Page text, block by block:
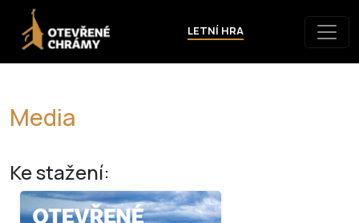
LETNÍ HRA
Media
Ke stažení: